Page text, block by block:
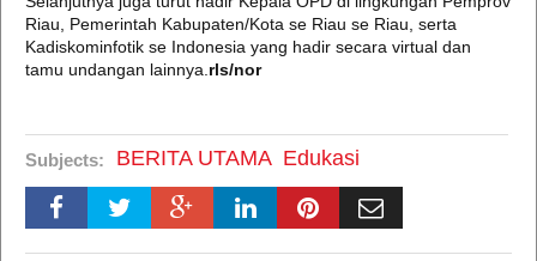
Riau, Pemerintah Kabupaten/Kota se Riau se Riau, serta
Kadiskominfotik se Indonesia yang hadir secara virtual dan
tamu undangan lainnya. rls/nor
Subjects: BERITA UTAMA Edukasi